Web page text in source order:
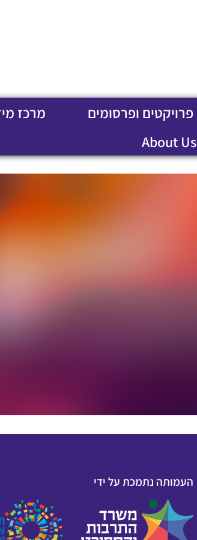
פרויקטים ופרסומים מרכז
About Us
העמותה נתמכת על ידי